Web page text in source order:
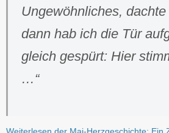
Ungewöhnliches,
dann hab ich die Tür
gleich gespürt: Hier
…“
Weiterlesen der Mai-Herzgeschichte: Ein